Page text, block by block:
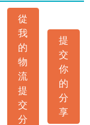
從
我
的
物
流
提
交
分
提
交
你
的
分
享